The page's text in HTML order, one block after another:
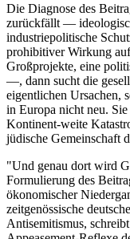
Die Diagnose des
zurückfällt —
industriepolitische
prohibitiver Wirkung
Großprojekte, eine
—, dann sucht die
eigentlichen Ursachen,
in Europa nicht neu.
Kontinent-weite
jüdische Gemeinschaft
"Und genau dort wird
Formulierung des
ökonomischer
zeitgenössische
Antisemitismus,